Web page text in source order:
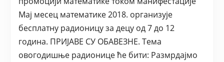
Мај месец математике 2018. организује
бесплатну радионицу за децу од 7 до 12
година. ПРИЈАВЕ СУ ОБАВЕЗНЕ. Тема
овогодишње радионице ће бити: Размрдајмо